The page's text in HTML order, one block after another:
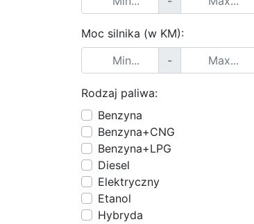
Moc silnika (w KM):
-
Rodzaj paliwa:
Benzyna
Benzyna+CNG
Benzyna+LPG
Diesel
Elektryczny
Etanol
Hybryda